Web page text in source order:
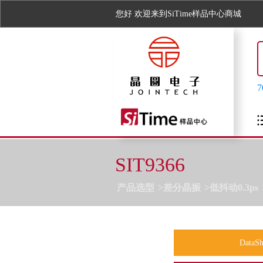
您好 欢迎来到SiTime样品中心商城
SIT9366
产品选型 差分晶振 低抖动0.3ps